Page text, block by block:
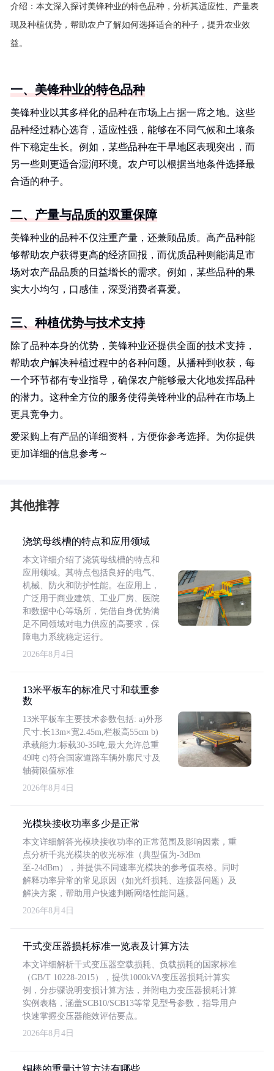
介绍： 本文深入探讨美锋种业的特色品种，分析其适应性、产量表
现及种植优势，帮助农户了解如何选择适合的种子，提升农业效
益。
一、美锋种业的特色品种
美锋种业以其多样化的品种在市场上占据一席之地。这些
品种经过精心选育，适应性强，能够在不同气候和土壤条
件下稳定生长。例如，某些品种在干旱地区表现突出，而
另一些则更适合湿润环境。农户可以根据当地条件选择最
合适的种子。
二、产量与品质的双重保障
美锋种业的品种不仅注重产量，还兼顾品质。高产品种能
够帮助农户获得更高的经济回报，而优质品种则能满足市
场对农产品品质的日益增长的需求。例如，某些品种的果
实大小均匀，口感佳，深受消费者喜爱。
三、种植优势与技术支持
除了品种本身的优势，美锋种业还提供全面的技术支持，
帮助农户解决种植过程中的各种问题。从播种到收获，每
一个环节都有专业指导，确保农户能够最大化地发挥品种
的潜力。这种全方位的服务使得美锋种业的品种在市场上
更具竞争力。
爱采购上有产品的详细资料，方便你参考选择。为你提供
更加详细的信息参考～
其他推荐
浇筑母线槽的特点和应用领域
本文详细介绍了浇筑母线槽的特点和
应用领域。其特点包括良好的电气、
机械、防火和防护性能。在应用上，
广泛用于商业建筑、工业厂房、医院
和数据中心等场所，凭借自身优势满
足不同领域对电力供应的高要求，保
障电力系统稳定运行。
2026年8月4日
13米平板车的标准尺寸和载重参
数
13米平板车主要技术参数包括: a)外形
尺寸:长13m×宽2.45m,栏板高55cm b)
承载能力:标载30-35吨,最大允许总重
49吨 c)符合国家道路车辆外廓尺寸及
轴荷限值标准
2026年8月4日
光模块接收功率多少是正常
本文详细解答光模块接收功率的正常范围及影响因素，重
点分析千兆光模块的收光标准（典型值为-3dBm
至-24dBm），并提供不同速率光模块的参考值表格。同时
解释功率异常的常见原因（如光纤损耗、连接器问题）及
解决方案，帮助用户快速判断网络性能问题。
2026年8月4日
干式变压器损耗标准一览表及计算方法
本文详细解析干式变压器空载损耗、负载损耗的国家标准
（GB/T 10228-2015），提供1000kVA变压器损耗计算实
例，分步骤说明变损计算方法，并附电力变压器损耗计算
实例表格，涵盖SCB10/SCB13等常见型号参数，指导用户
快速掌握变压器能效评估要点。
2026年8月4日
铜棒的重量计算方法有哪些